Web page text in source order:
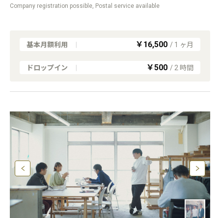
Company registration possible, Postal service available
基本月額利用 ￥16,500 / 1 ヶ月
ドロップイン ￥500 / 2 時間